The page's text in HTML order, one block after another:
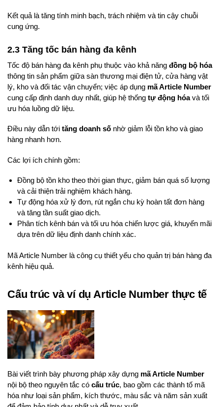
Kết quả là tăng tính minh bạch, trách nhiệm và tin cậy chuỗi
cung ứng.
2.3 Tăng tốc bán hàng đa kênh
Tốc độ bán hàng đa kênh phụ thuộc vào khả năng đồng bộ hóa
thông tin sản phẩm giữa sàn thương mại điện tử, cửa hàng vật
lý, kho và đối tác vận chuyển; việc áp dụng mã Article Number
cung cấp định danh duy nhất, giúp hệ thống tự động hóavà tối
ưu hóa luồng dữ liệu.
Điều này dẫn tới tăng doanh số nhờ giảm lỗi tồn kho và giao
hàng nhanh hơn.
Các lợi ích chính gồm:
Đồng bộ tồn kho theo thời gian thực, giảm bán quá số lượng
và cải thiện trải nghiệm khách hàng.
Tự động hóa xử lý đơn, rút ngắn chu kỳ hoàn tất đơn hàng
và tăng tần suất giao dịch.
Phân tích kênh bán và tối ưu hóa chiến lược giá, khuyến mãi
dựa trên dữ liệu định danh chính xác.
Mã Article Number là công cụ thiết yếu cho quản trị bán hàng đa
kênh hiệu quả.
Cấu trúc và ví dụ Article Number thực tế
Bài viết trình bày phương pháp xây dựng mã Article Number
nội bộ theo nguyên tắc có cấu trúc, bao gồm các thành tố mã
hóa như loại sản phẩm, kích thước, màu sắc và năm sản xuất